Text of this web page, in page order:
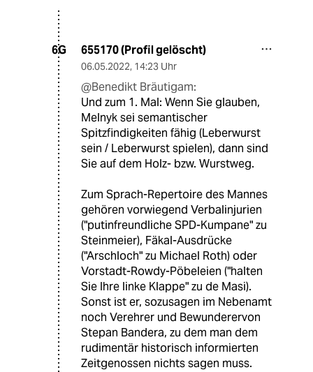
6G 655170 (Profil gelöscht)
06.05.2022, 14:23 Uhr
@Benedikt Bräutigam:
Und zum 1. Mal: Wenn Sie glauben,
Melnyk sei semantischer
Spitzfindigkeiten fähig (Leberwurst
sein / Leberwurst spielen), dann sind
Sie auf dem Holz- bzw. Wurstweg.
Zum Sprach-Repertoire des Mannes
gehören vorwiegend Verbalinjurien
("putinfreundliche SPD-Kumpane" zu
Steinmeier), Fäkal-Ausdrücke
("Arschloch" zu Michael Roth) oder
Vorstadt-Rowdy-Pöbeleien ("halten
Sie Ihre linke Klappe" zu de Masi).
Sonst ist er, sozusagen im Nebenamt
noch Verehrer und Bewunderervon
Stepan Bandera, zu dem man dem
rudimentär historisch informierten
Zeitgenossen nichts sagen muss.